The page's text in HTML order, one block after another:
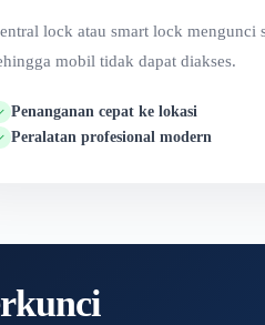
lock atau smart lock mengunci
mobil tidak dapat diakses.
Penanganan cepat ke lokasi
Peralatan profesional modern